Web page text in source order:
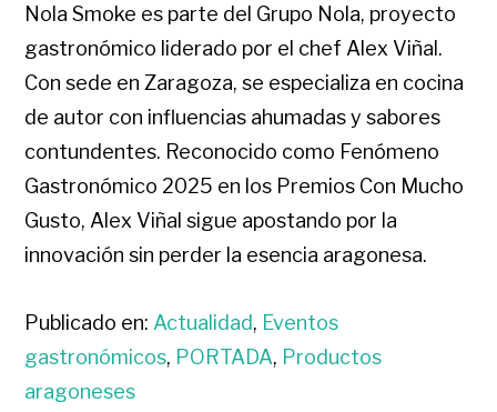
Nola Smoke es parte del Grupo Nola, proyecto
gastronómico liderado por el chef Alex Viñal.
Con sede en Zaragoza, se especializa en cocina
de autor con influencias ahumadas y sabores
contundentes. Reconocido como Fenómeno
Gastronómico 2025 en los Premios Con Mucho
Gusto, Alex Viñal sigue apostando por la
innovación sin perder la esencia aragonesa.
Publicado en: Actualidad, Eventos
gastronómicos, PORTADA, Productos
aragoneses